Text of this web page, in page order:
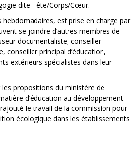
dite Tête/Corps/Cœur.
hebdomadaires, est prise en charge par
se joindre d’autres membres de
documentaliste, conseiller
conseiller principal d’éducation,
extérieurs spécialistes dans leur
les propositions du ministère de
d’éducation au développement
le travail de la commission pour
écologique dans les établissements